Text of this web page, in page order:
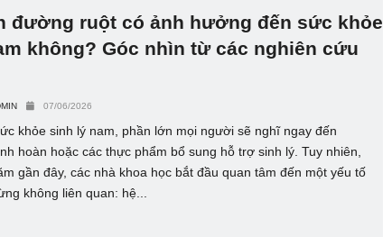
đường ruột có ảnh hưởng đến sức khỏe
không? Góc nhìn từ các nghiên cứu
07/06/2026
khỏe sinh lý nam, phần lớn mọi người sẽ nghĩ ngay đến
hoàn hoặc các thực phẩm bổ sung hỗ trợ sinh lý. Tuy nhiên,
gần đây, các nhà khoa học bắt đầu quan tâm đến một yếu tố
không liên quan: hệ...